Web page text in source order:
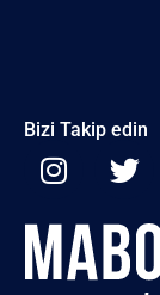
Bizi Takip edin